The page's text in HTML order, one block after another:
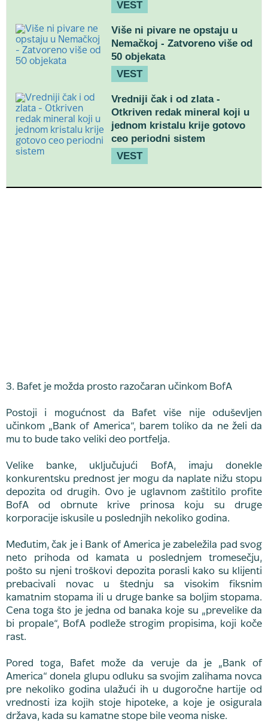
VEST
Više ni pivare ne opstaju u
Nemačkoj - Zatvoreno više od
50 objekata
VEST
Vredniji čak i od zlata -
Otkriven redak mineral koji u
jednom kristalu krije gotovo
ceo periodni sistem
VEST
3. Bafet je možda prosto razočaran učinkom BofA
Postoji i mogućnost da Bafet više nije oduševljen
učinkom „Bank of America“, barem toliko da ne želi da
mu to bude tako veliki deo portfelja.
Velike banke, uključujući BofA, imaju donekle
konkurentsku prednost jer mogu da naplate nižu stopu
depozita od drugih. Ovo je uglavnom zaštitilo profite
BofA od obrnute krive prinosa koju su druge
korporacije iskusile u poslednjih nekoliko godina.
Međutim, čak je i Bank of America je zabeležila pad svog
neto prihoda od kamata u poslednjem tromesečju,
pošto su njeni troškovi depozita porasli kako su klijenti
prebacivali novac u štednju sa visokim fiksnim
kamatnim stopama ili u druge banke sa boljim stopama.
Cena toga što je jedna od banaka koje su „prevelike da
bi propale“, BofA podleže strogim propisima, koji koče
rast.
Pored toga, Bafet može da veruje da je „Bank of
America“ donela glupu odluku sa svojim zalihama novca
pre nekoliko godina ulažući ih u dugoročne hartije od
vrednosti iza kojih stoje hipoteke, a koje je osigurala
država, kada su kamatne stope bile veoma niske.